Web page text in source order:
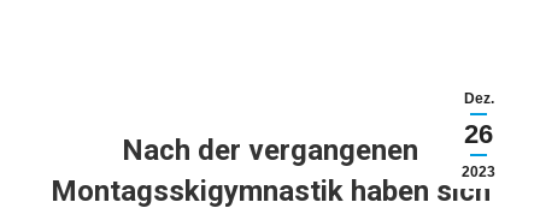
Dez.
26
2023
Nach der vergangenen
Montagsskigymnastik haben sich